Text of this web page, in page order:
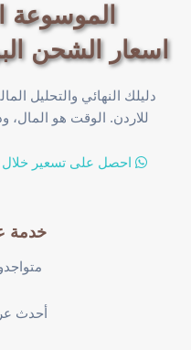
الموسوعة
اسعار الشحن
دليلك النهائي والتحليل
للاردن. الوقت هو المال،
احصل على تسعير خلال 15 دقيقة
خدمة
متواجدون 24/7
أحدث